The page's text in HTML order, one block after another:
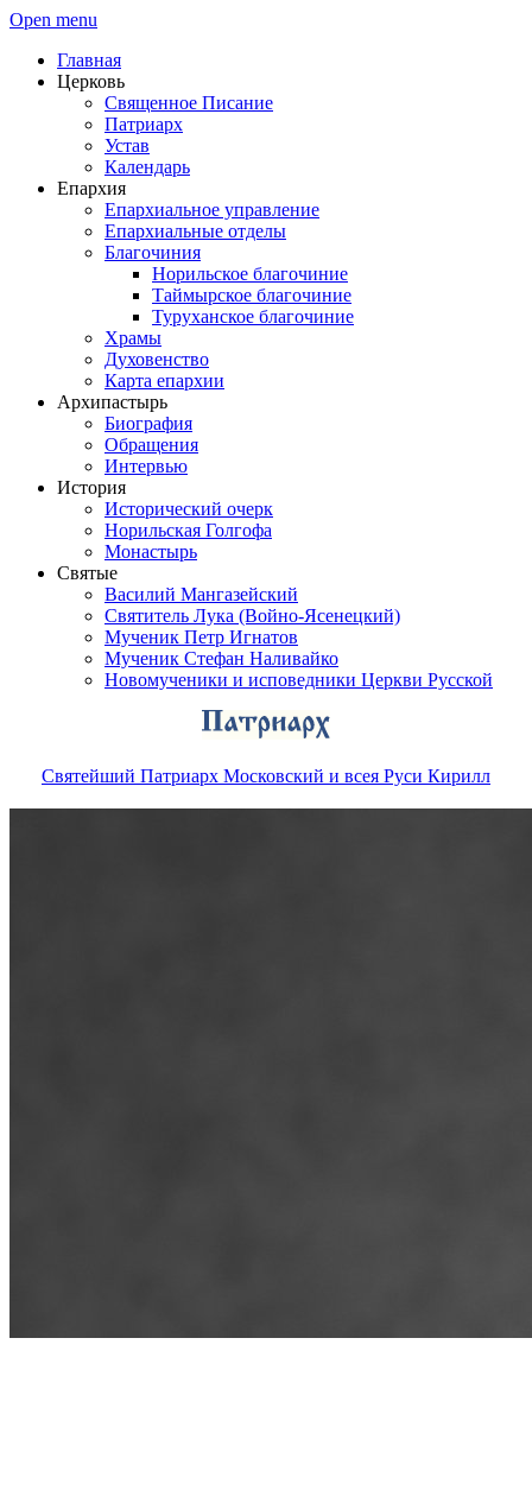
Open menu
Главная
Церковь
Священное Писание
Патриарх
Устав
Календарь
Епархия
Епархиальное управление
Епархиальные отделы
Благочиния
Норильское благочиние
Таймырское благочиние
Туруханское благочиние
Храмы
Духовенство
Карта епархии
Архипастырь
Биография
Обращения
Интервью
История
Исторический очерк
Норильская Голгофа
Монастырь
Святые
Василий Мангазейский
Святитель Лука (Войно-Ясенецкий)
Мученик Петр Игнатов
Мученик Стефан Наливайко
Новомученики и исповедники Церкви Русской
Святейший Патриарх Московский и всея Руси Кирилл